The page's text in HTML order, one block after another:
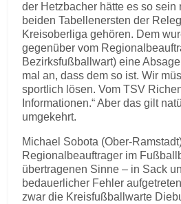
der Hetzbacher hätte es so sein
beiden Tabellenersten der
Kreisoberliga gehören. Dem
gegenüber vom
Bezirksfußballwart) eine
mal an, dass dem so ist. Wir
sportlich lösen. Vom TSV
Informationen.“ Aber das gilt
umgekehrt.
Michael Sobota (Ober-
Regionalbeauftrager im
übertragenen Sinne – in Sack
bedauerlicher Fehler
zwar die Kreisfußballwarte